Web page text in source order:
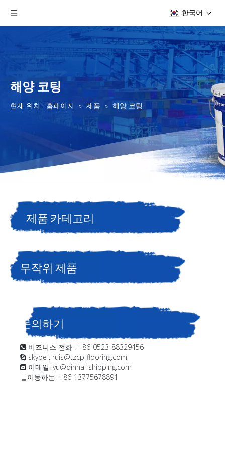
한국어
해양 코팅
현재 위치: 홈페이지 » 제품 » 해양 코팅
제품 카테고리
무작위 제품
문의하기
 비즈니스 전화 : +86-0523-88329456
 skype : ruis@tzcp-flooring.com
 이메일: yu@qinhai-shipping.com
이동하는. +86-13775678891